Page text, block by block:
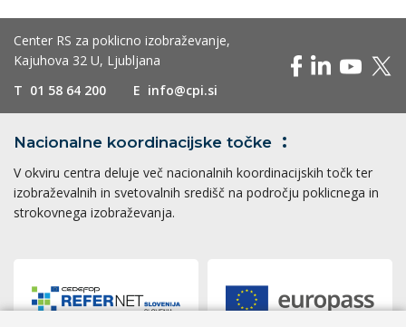
Center RS za poklicno izobraževanje,
Kajuhova 32 U, Ljubljana
T 01 58 64 200 E info@cpi.si
Nacionalne koordinacijske točke
V okviru centra deluje več nacionalnih koordinacijskih točk ter
izobraževalnih in svetovalnih središč na področju poklicnega in
strokovnega izobraževanja.